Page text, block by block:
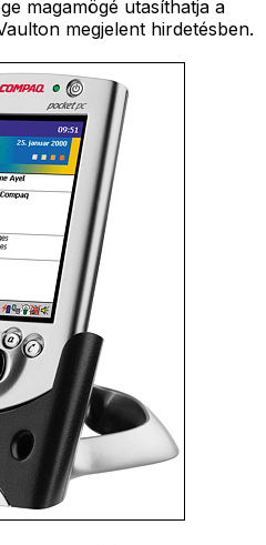
magamögé utasíthatja a
megjelent hirdetésben.